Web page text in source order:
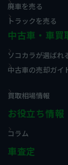
廃車を売る
トラックを売る
中古車・車買
ソコカラが選ばれ
中古車の売却ガイ
買取相場情報
お役立ち情報
コラム
車査定